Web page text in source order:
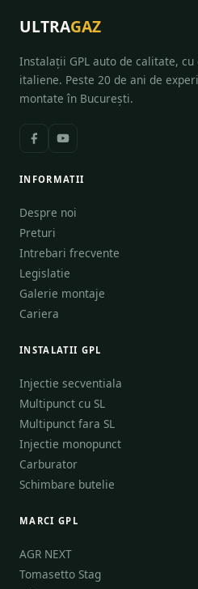
ULTRAGAZ
Instalații GPL auto de calitate,
italiene. Peste 20 de ani de
montate în București.
INFORMATII
Despre noi
Preturi
Intrebari frecvente
Legislatie
Galerie montaje
Cariera
INSTALATII GPL
Injectie secventiala
Multipunct cu SL
Multipunct fara SL
Injectie monopunct
Carburator
Schimbare butelie
MARCI GPL
AGR NEXT
Tomasetto Stag